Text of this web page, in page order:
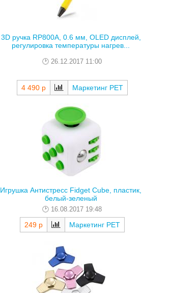
3D ручка RP800A, 0.6 мм, OLED дисплей,
регулировка температуры нагрев...
26.12.2017 11:00
4 490 р Маркетинг РЕТ
Игрушка Антистресс Fidget Cube, пластик,
белый-зеленый
16.08.2017 19:48
249 р Маркетинг РЕТ